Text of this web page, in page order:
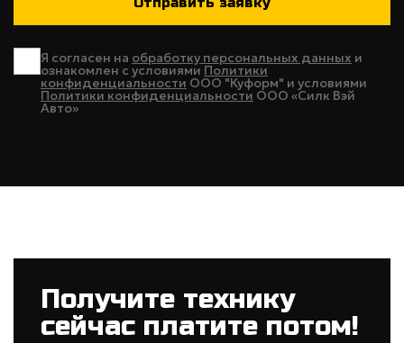
Я согласен на обработку персональных данных и
ознакомлен с условиями Политики
конфиденциальности ООО "Куформ" и условиями
Политики конфиденциальности ООО «Силк Вэй
Авто»
Получите технику
сейчас платите потом!